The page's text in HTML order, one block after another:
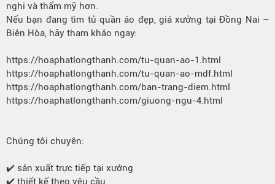
nghi và thẩm mỹ hơn.
Nếu bạn đang tìm tủ quần áo đẹp, giá xưởng tại Đồng Nai –
Biên Hòa, hãy tham khảo ngay:
https://hoaphatlongthanh.com/tu-quan-ao-1.html
https://hoaphatlongthanh.com/tu-quan-ao-mdf.html
https://hoaphatlongthanh.com/ban-trang-diem.html
https://hoaphatlongthanh.com/giuong-ngu-4.html
Chúng tôi chuyên:
✔️ sản xuất trực tiếp tại xưởng
✔️ thiết kế theo yêu cầu